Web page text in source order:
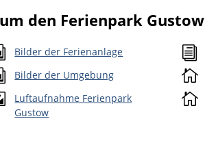
den Ferienpark Gustow
Bilder der Ferienanlage
Bilder der Umgebung
Luftaufnahme Ferienpark
Gustow
i

